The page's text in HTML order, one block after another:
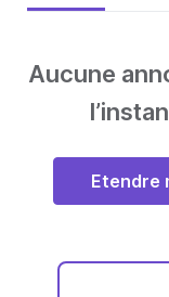
Aucune
Etendre